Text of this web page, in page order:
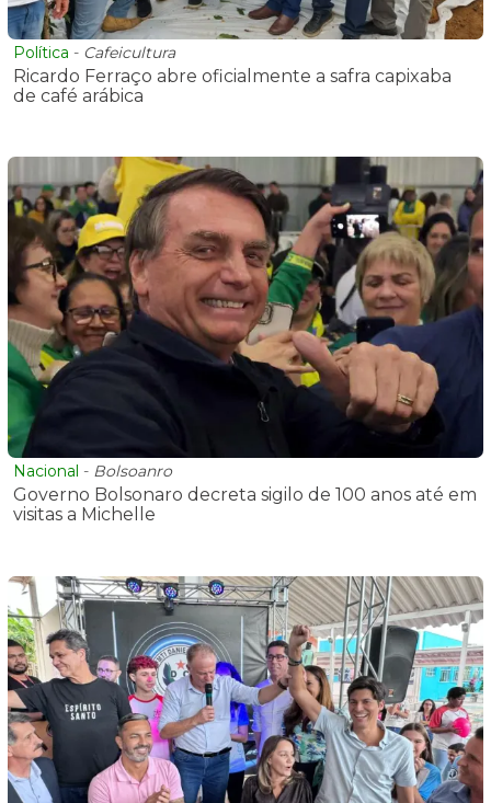
Política - Cafeicultura
Ricardo Ferraço abre oficialmente a safra capixaba
de café arábica
Nacional - Bolsoanro
Governo Bolsonaro decreta sigilo de 100 anos até em
visitas a Michelle